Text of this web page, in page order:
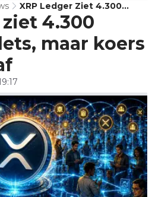
XRP Ledger Ziet 4.300
Nieuwe Wallets, Maar Koers
Wacht Nog Af
ziet 4.300
maar koers